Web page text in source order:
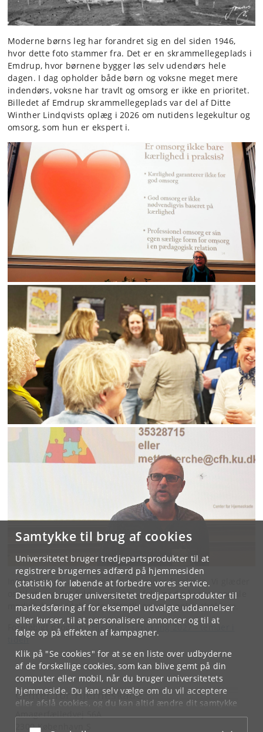
Samtykke til brug af cookies
Universitetet bruger tredjepartsprodukter til at
registrere brugernes adfærd på hjemmesiden
(statistik) for løbende at forbedre vores service.
Desuden bruger universitetet tredjepartsprodukter til
markedsføring af for eksempel udvalgte uddannelser
eller kurser, til at personalisere annoncer og til at
følge op på effekten af kampagner.
Klik på "Se cookies" for at se en liste over udbyderne
af de forskellige cookies, som kan blive gemt på din
computer eller mobil, når du bruger universitetets
hjemmeside. Du kan selv vælge om du vil acceptere
eller afslå cookies, og du kan altid ændre dit samtykke
underCookie- og privatlivspolitiksom du finder i
bunden af hver side.
Moderne børns leg har forandret sig en del siden 1946,
hvor dette foto stammer fra. Det er en skrammellegeplads i
Emdrup, hvor børnene bygger løs selv udendørs hele
dagen. I dag opholder både børn og voksne meget mere
indendørs, voksne har travlt og omsorg er ikke en prioritet.
Billedet af Emdrup skrammellegeplads var del af Ditte
Winther Lindqvists oplæg i 2026 om nutidens legekultur og
omsorg, som hun er ekspert i.
Intet tyder på, at vi løber tør for emner foreløbig. Vi glæder
os til at vise det fulde program - følg med på vores sociale
medier, hvor vi løbende offentliggør nye oplægsholdere.
Foreløbigt program:
Hjernen i Udvikling 2027 - temaer i
tiden
Center for Hjerneskade
2300 København S